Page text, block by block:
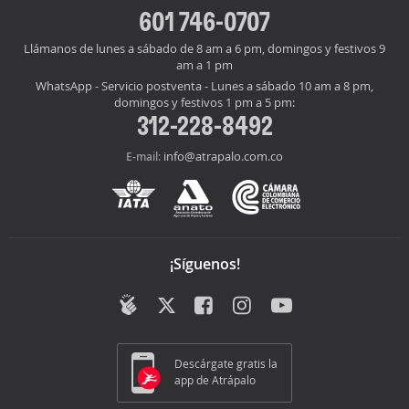
601 746-0707
Llámanos de lunes a sábado de 8 am a 6 pm, domingos y festivos 9
am a 1 pm
WhatsApp - Servicio postventa - Lunes a sábado 10 am a 8 pm,
domingos y festivos 1 pm a 5 pm:
312-228-8492
E-mail: info@atrapalo.com.co
¡Síguenos!
Descárgate gratis la
app de Atrápalo